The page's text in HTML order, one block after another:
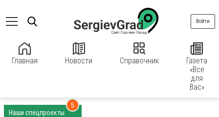
Главная Новости Справочник
Газета
«Все
для
Вас»
Войти
Наши спецпроекты
5